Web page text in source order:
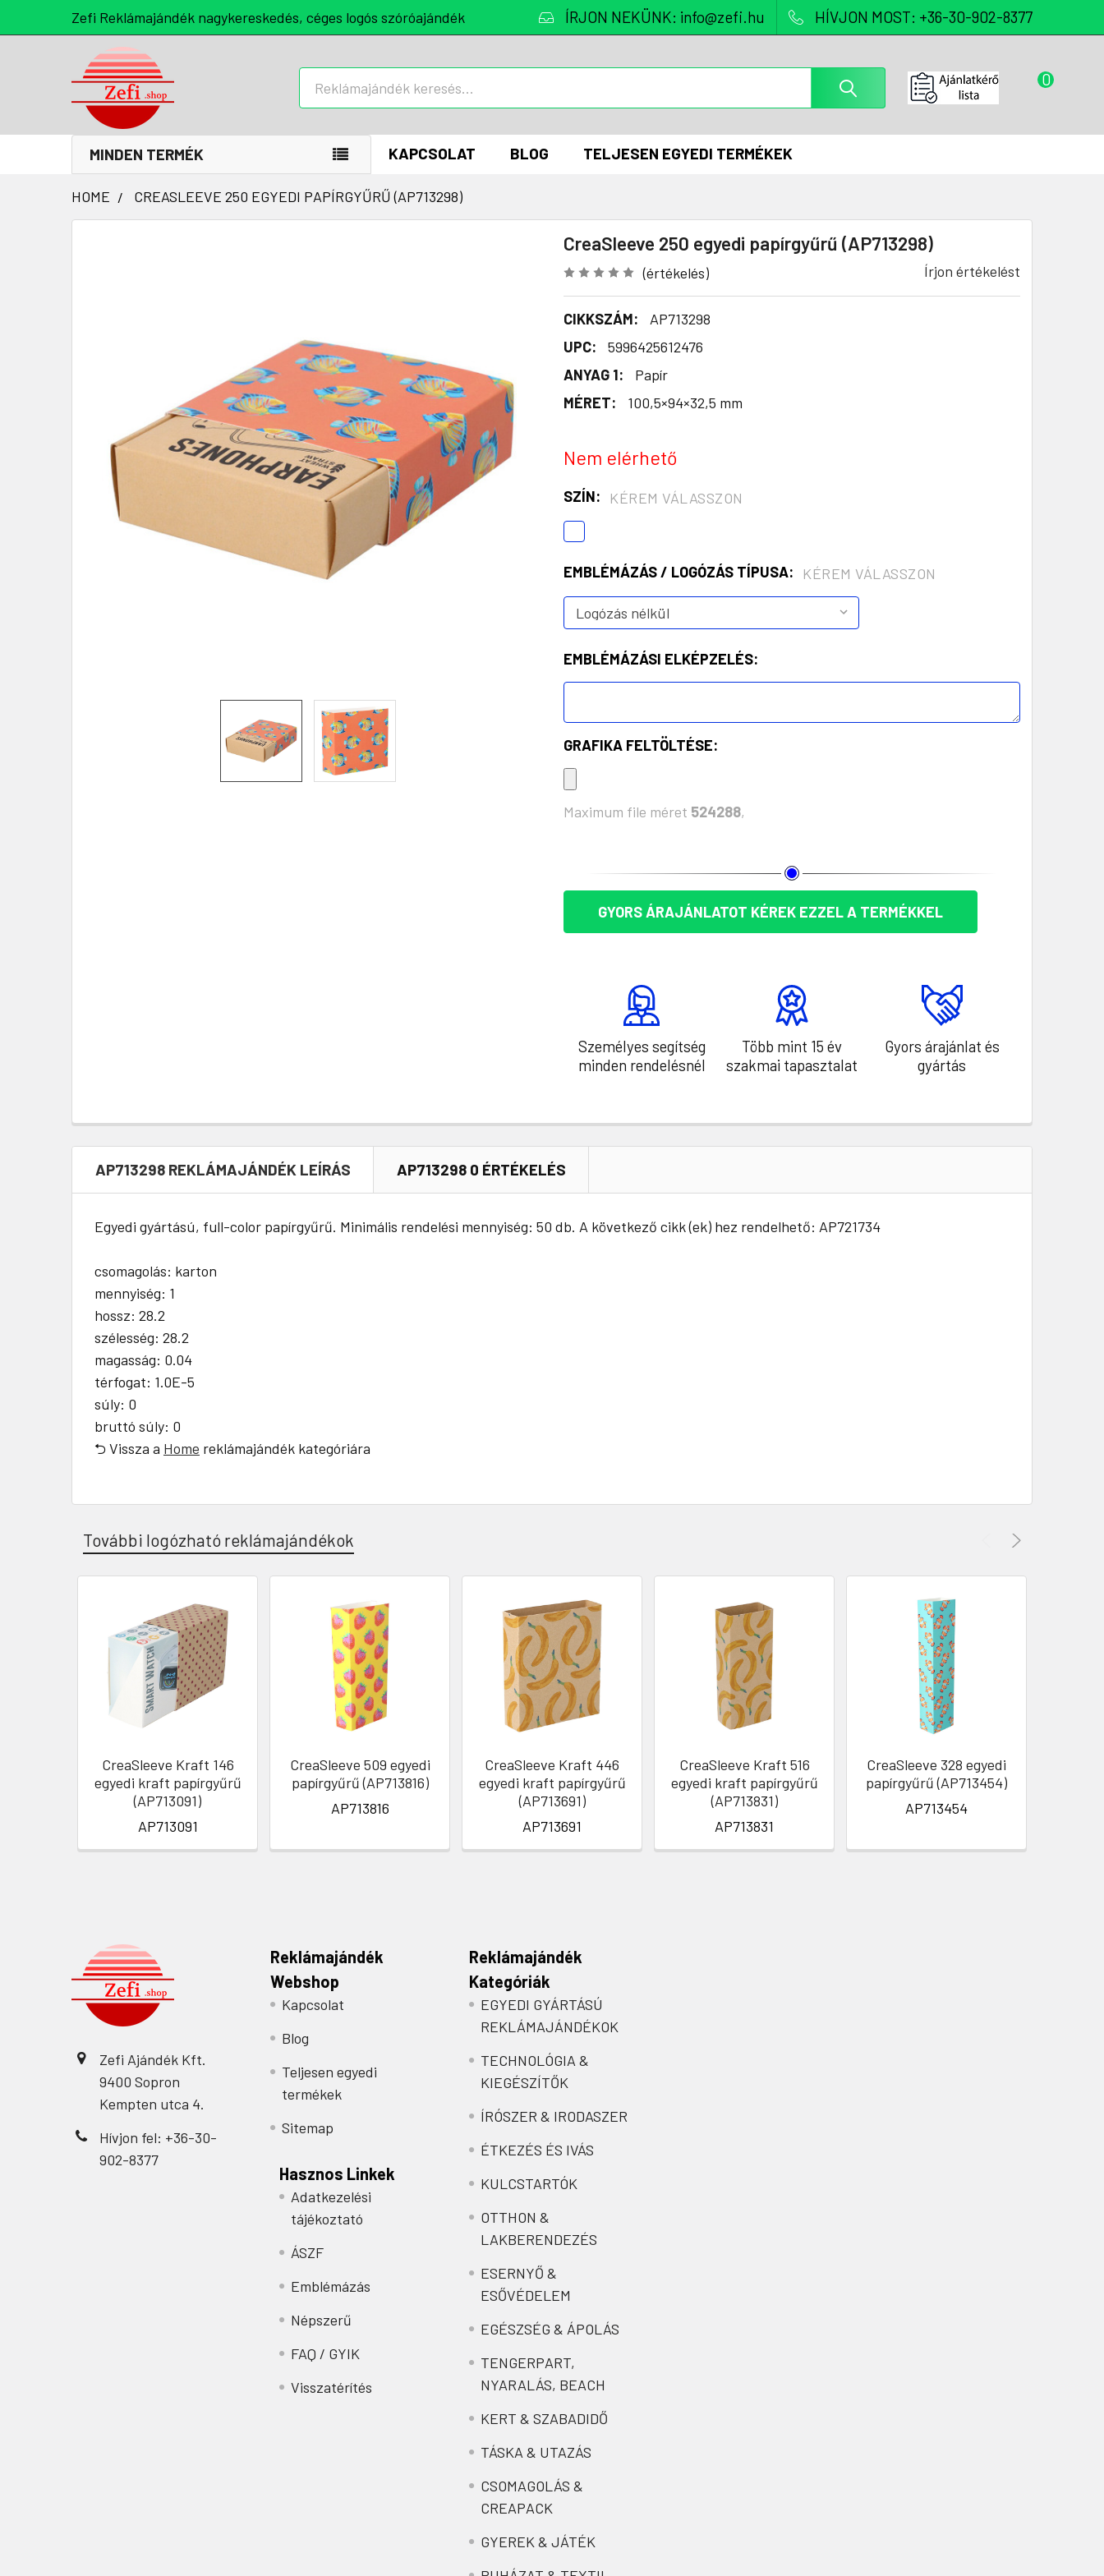
Zefi Reklámajándék nagykereskedés, céges logós szóróajándék ÍRJON NEKÜNK: info@zefi.hu HÍVJON MOST: +36-30-902-8377
0
MINDEN TERMÉK KAPCSOLAT BLOG TELJESEN EGYEDI TERMÉKEK
HOME CREASLEEVE 250 EGYEDI PAPÍRGYŰRŰ (AP713298)
CreaSleeve 250 egyedi papírgyűrű (AP713298)
(értékelés) Írjon értékelést
CIKKSZÁM:
AP713298
UPC:
5996425612476
ANYAG 1:
Papír
MÉRET:
100,5×94×32,5 mm
Nem elérhető
SZÍN: KÉREM VÁLASSZON
EMBLÉMÁZÁS / LOGÓZÁS TÍPUSA: KÉREM VÁLASSZON
EMBLÉMÁZÁSI ELKÉPZELÉS:
GRAFIKA FELTÖLTÉSE:
Maximum file méret 524288,
GYORS ÁRAJÁNLATOT KÉREK EZZEL A TERMÉKKEL
Személyes segítség
minden rendelésnél
Több mint 15 év
szakmai tapasztalat
Gyors árajánlat és
gyártás
AP713298 REKLÁMAJÁNDÉK LEÍRÁS AP713298 0 ÉRTÉKELÉS
Egyedi gyártású, full-color papírgyűrű. Minimális rendelési mennyiség: 50 db. A következő cikk (ek) hez rendelhető: AP721734
csomagolás: karton
mennyiség: 1
hossz: 28.2
szélesség: 28.2
magasság: 0.04
térfogat: 1.0E-5
súly: 0
bruttó súly: 0
⮌ Vissza a Home reklámajándék kategóriára
További logózható reklámajándékok
CreaSleeve Kraft 146
egyedi kraft papírgyűrű
(AP713091)
AP713091
CreaSleeve 509 egyedi
papírgyűrű (AP713816)
AP713816
CreaSleeve Kraft 446
egyedi kraft papírgyűrű
(AP713691)
AP713691
CreaSleeve Kraft 516
egyedi kraft papírgyűrű
(AP713831)
AP713831
CreaSleeve 328 egyedi
papírgyűrű (AP713454)
AP713454
Zefi Ajándék Kft.
9400 Sopron
Kempten utca 4.
Hívjon fel: +36-30-
902-8377
Reklámajándék
Webshop
Kapcsolat
Blog
Teljesen egyedi
termékek
Sitemap
Hasznos Linkek
Adatkezelési
tájékoztató
ÁSZF
Emblémázás
Népszerű
FAQ / GYIK
Visszatérítés
Reklámajándék
Kategóriák
EGYEDI GYÁRTÁSÚ
REKLÁMAJÁNDÉKOK
TECHNOLÓGIA &
KIEGÉSZÍTŐK
ÍRÓSZER & IRODASZER
ÉTKEZÉS ÉS IVÁS
KULCSTARTÓK
OTTHON &
LAKBERENDEZÉS
ESERNYŐ &
ESŐVÉDELEM
EGÉSZSÉG & ÁPOLÁS
TENGERPART,
NYARALÁS, BEACH
KERT & SZABADIDŐ
TÁSKA & UTAZÁS
CSOMAGOLÁS &
CREAPACK
GYEREK & JÁTÉK